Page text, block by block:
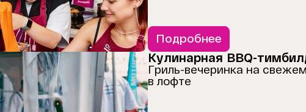
Подробнее
Кулинарная BBQ-
Гриль-вечеринка на
в лофте